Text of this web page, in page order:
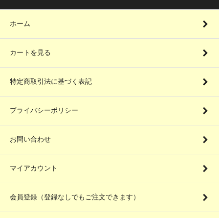
ホーム
カートを見る
特定商取引法に基づく表記
プライバシーポリシー
お問い合わせ
マイアカウント
会員登録（登録なしでもご注文できます）